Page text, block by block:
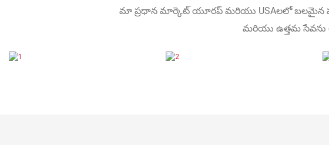
మా ప్రధాన మార్కెట్ యూరప్ మరియు USAలలో బలమైన
మరియు ఉత్తమ సేవను